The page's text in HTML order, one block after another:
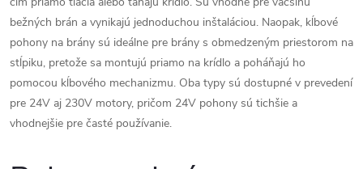
e
p
r
v
bežných brán a vynikajú jednoduchou inštaláciou. Naopak, kĺbové
pohony na brány sú ideálne pre brány s obmedzeným priestorom na
stĺpiku, pretože sa montujú priamo na krídlo a poháňajú ho
pomocou kĺbového mechanizmu. Oba typy sú dostupné v prevedení
pre 24V aj 230V motory, pričom 24V pohony sú tichšie a
vhodnejšie pre časté používanie.